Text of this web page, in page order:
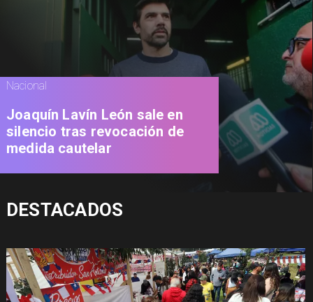
Nacional
Joaquín Lavín León sale en
silencio tras revocación de
medida cautelar
DESTACADOS